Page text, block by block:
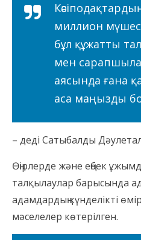
миллион
бұл құжатты
мен
аясында ғана
аса маңызды
– деді Сатыбалды
Өңірлерде және еңбек
талқылаулар барысында
адамдардың күнделікті
мәселелер көтерілген.